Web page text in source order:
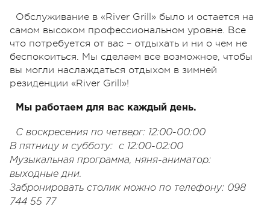
Обслуживание в «River Grill» было и остается на
самом высоком профессиональном уровне. Все
что потребуется от вас – отдыхать и ни о чем не
беспокоиться. Мы сделаем все возможное, чтобы
вы могли наслаждаться отдыхом в зимней
резиденции «River Grill»!
Мы работаем для вас каждый день.
С воскресения по четверг: 12:00-00:00
В пятницу и субботу: с 12:00-02:00
Музыкальная программа, няня-аниматор:
выходные дни.
Забронировать столик можно по телефону: 098
744 55 77